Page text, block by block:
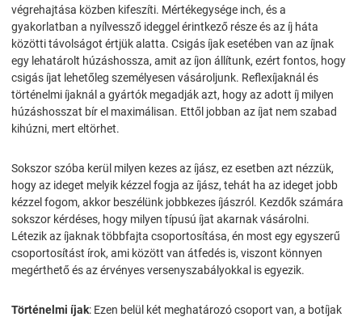
végrehajtása közben kifeszíti. Mértékegysége inch, és a
gyakorlatban a nyílvessző ideggel érintkező része és az íj háta
közötti távolságot értjük alatta. Csigás íjak esetében van az íjnak
egy lehatárolt húzáshossza, amit az íjon állítunk, ezért fontos, hogy
csigás íjat lehetőleg személyesen vásároljunk. Reflexíjaknál és
történelmi íjaknál a gyártók megadják azt, hogy az adott íj milyen
húzáshosszat bír el maximálisan. Ettől jobban az íjat nem szabad
kihúzni, mert eltörhet.
Sokszor szóba kerül milyen kezes az íjász, ez esetben azt nézzük,
hogy az ideget melyik kézzel fogja az íjász, tehát ha az ideget jobb
kézzel fogom, akkor beszélünk jobbkezes íjászról. Kezdők számára
sokszor kérdéses, hogy milyen típusú íjat akarnak vásárolni.
Létezik az íjaknak többfajta csoportosítása, én most egy egyszerű
csoportosítást írok, ami között van átfedés is, viszont könnyen
megérthető és az érvényes versenyszabályokkal is egyezik.
Történelmi íjak: Ezen belül két meghatározó csoport van, a botíjak